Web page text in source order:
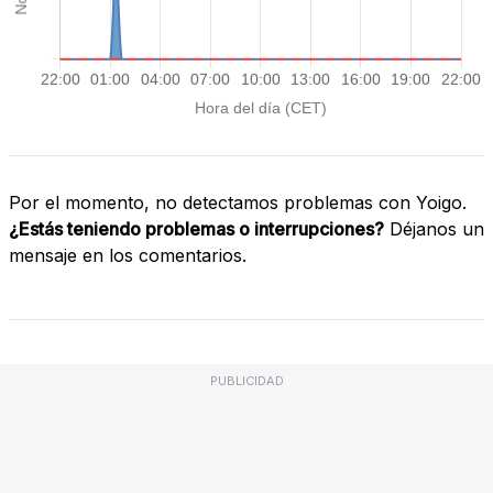
Por el momento, no detectamos problemas con Yoigo.
¿Estás teniendo problemas o interrupciones? Déjanos un
mensaje en los comentarios.
PUBLICIDAD